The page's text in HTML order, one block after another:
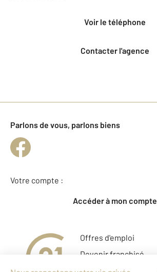
voir le téléphone
Contacter l'agence
Parlons de vous, parlons biens
Votre compte :
Accéder à mon compte
Offres d'emploi
Devenir franchisé
Entreprise et